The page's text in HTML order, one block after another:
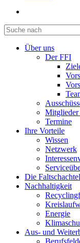
Diese
Website
durchsuchen
Über uns
Der FFI
Mitglieder
Termine
Ihre Vorteile
Wissen
Netzwerk
Die Faltschachtel
Nachhaltigkeit
Energie
Aus- und